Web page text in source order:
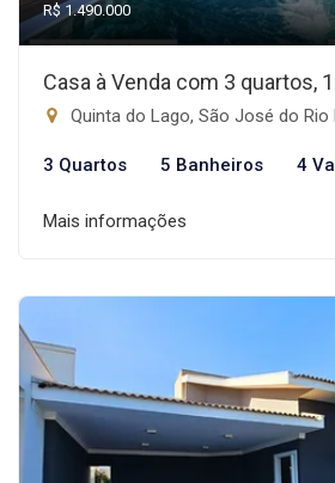
R$ 1.490.000
Casa à Venda com 3 quartos,
Quinta do Lago, São José do Rio
3 Quartos 5 Banheiros 4
Mais informações